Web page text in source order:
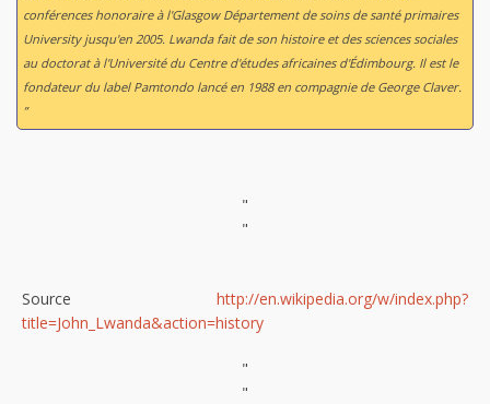
conférences honoraire à l'Glasgow Département de soins de santé primaires
University jusqu'en 2005. Lwanda fait de son histoire et des sciences sociales
au doctorat à l'Université du Centre d'études africaines d'Édimbourg. Il est le
fondateur du label Pamtondo lancé en 1988 en compagnie de George Claver.
”
"
"
Source http://en.wikipedia.org/w/index.php?
title=John_Lwanda&action=history
"
"